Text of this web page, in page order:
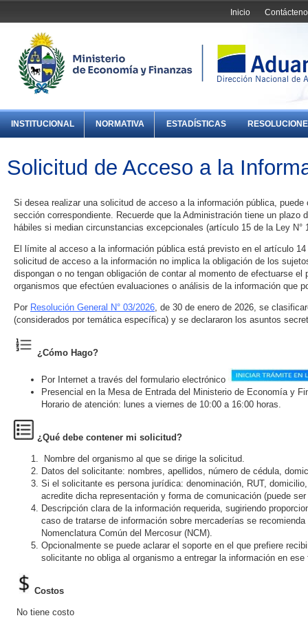
Inicio
INSTITUCIONAL NORMATIVA ESTADÍSTICAS
Solicitud de Acceso a la
Si desea realizar una solicitud de acceso a la información pública,
sección correspondiente. Recuerde que la Administración tiene un plazo
hábiles si median circunstancias excepcionales (artículo 15 de la Ley N°
El límite al acceso a la información pública está previsto en el artículo
solicitud de acceso a la información no implica la obligación de los
dispongan o no tengan obligación de contar al momento de efectuarse
organismos que efectúen evaluaciones o análisis de la información que
Por Resolución General N° 03/2026, de 30 de enero de 2026, se
(considerados por temática específica) y se declararon los asuntos
¿Cómo Hago?
Por Internet a través del formulario electrónico
Presencial en la Mesa de Entrada del Ministerio de Economía y
Horario de atención: lunes a viernes de 10:00 a 16:00 horas.
¿Qué debe contener mi solicitud?
Nombre del organismo al que se dirige la solicitud.
Datos del solicitante: nombres, apellidos, número de cédula,
Si el solicitante es persona jurídica: denominación, RUT,
acredite dicha representación y forma de comunicación (puede
Descripción clara de la información requerida, sugiriendo
caso de tratarse de información sobre mercaderías se
Nomenclatura Común del Mercosur (NCM).
Opcionalmente se puede aclarar el soporte en el que prefiere
solicitante no obliga al organismo a entregar la información en ese
Costos
No tiene costo